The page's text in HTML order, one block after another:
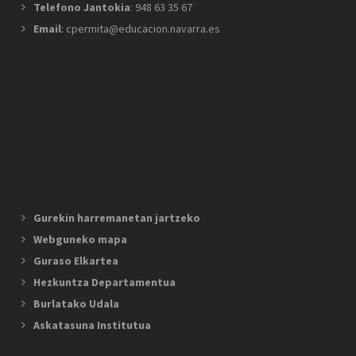
Telefono Jantokia: 948 63 35 67
Email: cpermita@educacion.navarra.es
Gurekin harremanetan jartzeko
Webguneko mapa
Guraso Elkartea
Hezkuntza Departamentua
Burlatako Udala
Askatasuna Institutua